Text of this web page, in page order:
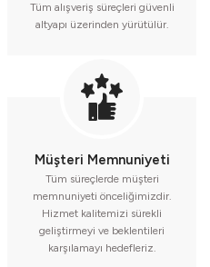
Tüm alışveriş süreçleri güvenli
altyapı üzerinden yürütülür.
Müşteri Memnuniyeti
Tüm süreçlerde müşteri
memnuniyeti önceliğimizdir.
Hizmet kalitemizi sürekli
geliştirmeyi ve beklentileri
karşılamayı hedefleriz.